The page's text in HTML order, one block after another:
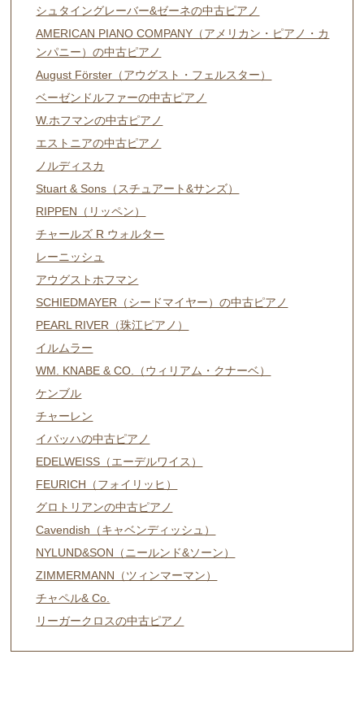
シュタイングレーバー&ゼーネの中古ピアノ
AMERICAN PIANO COMPANY（アメリカン・ピアノ・カ
ンパニー）の中古ピアノ
August Förster（アウグスト・フェルスター）
ベーゼンドルファーの中古ピアノ
W.ホフマンの中古ピアノ
エストニアの中古ピアノ
ノルディスカ
Stuart & Sons（スチュアート&サンズ）
RIPPEN（リッペン）
チャールズ R ウォルター
レーニッシュ
アウグストホフマン
SCHIEDMAYER（シードマイヤー）の中古ピアノ
PEARL RIVER（珠江ピアノ）
イルムラー
WM. KNABE & CO.（ウィリアム・クナーベ）
ケンブル
チャーレン
イバッハの中古ピアノ
EDELWEISS（エーデルワイス）
FEURICH（フォイリッヒ）
グロトリアンの中古ピアノ
Cavendish（キャベンディッシュ）
NYLUND&SON（ニールンド&ソーン）
ZIMMERMANN（ツィンマーマン）
チャペル& Co.
リーガークロスの中古ピアノ